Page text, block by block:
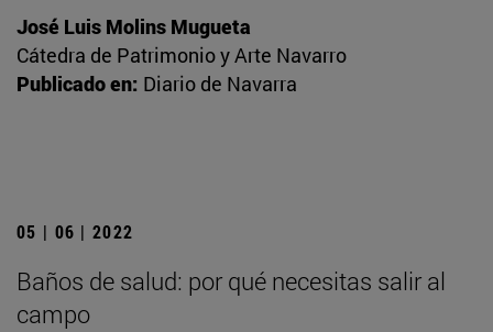
José Luis Molins Mugueta
Cátedra de Patrimonio y Arte Navarro
Publicado en: Diario de Navarra
05 | 06 | 2022
Baños de salud: por qué necesitas salir al
campo